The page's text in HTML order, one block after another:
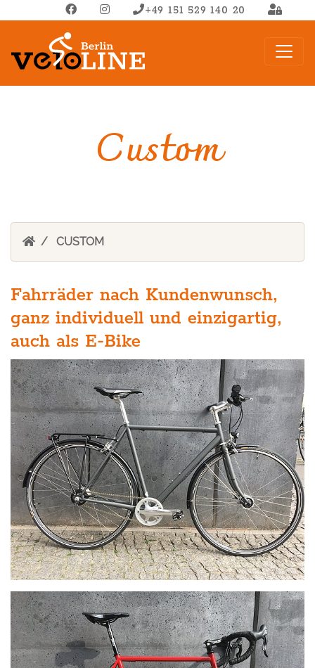
+49 151 529 140 20
Custom
CUSTOM
Fahrräder nach Kundenwunsch,
ganz individuell und einzigartig,
auch als E-Bike